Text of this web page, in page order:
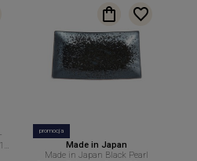
promocja
Made in Japan
Made in Japan Black Pearl